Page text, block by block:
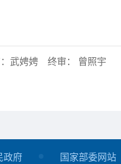
武娉娉 终审： 曾照宇
政府 国家部委网站